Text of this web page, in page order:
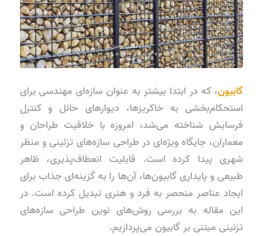
گابیون، که در ابتدا بیشتر به عنوان سازه‌ای مهندسی برای
استحکام‌بخشی به خاکریزها، دیوارهای حائل و کنترل
فرسایش شناخته می‌شد، امروزه با خلاقیت طراحان و
معماران، جایگاه ویژه‌ای در طراحی سازه‌های تزئینی و منظر
شهری پیدا کرده است. قابلیت انعطاف‌پذیری، ظاهر
طبیعی و پایداری گابیون‌ها، آن‌ها را به گزینه‌ای جذاب برای
ایجاد عناصر منحصر به فرد و هنری تبدیل کرده است. در
این مقاله به بررسی روش‌های نوین طراحی سازه‌های
تزئینی مبتنی بر گابیون می‌پردازیم.